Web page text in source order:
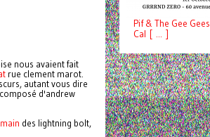
nous avaient fait
rue clement marot.
autant vous dire
composé d'andrew
des lightning bolt,
Pif& The Gee Gees
Cal [ ... ]